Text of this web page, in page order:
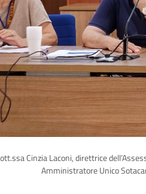
Cinzia Laconi, direttrice
Amministratore Unico